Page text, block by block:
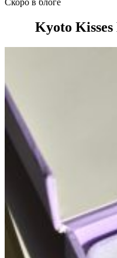
Скоро в блоге
Kyoto